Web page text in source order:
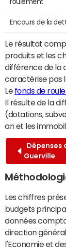
Encours de la
Le résultat
produits et les
différence de la
caractérise pas
Le fonds de
Il résulte de la
(dotations,
an et les
Dépenses
Guerville
Les chiffres
budgets
données
direction
l'Economie et